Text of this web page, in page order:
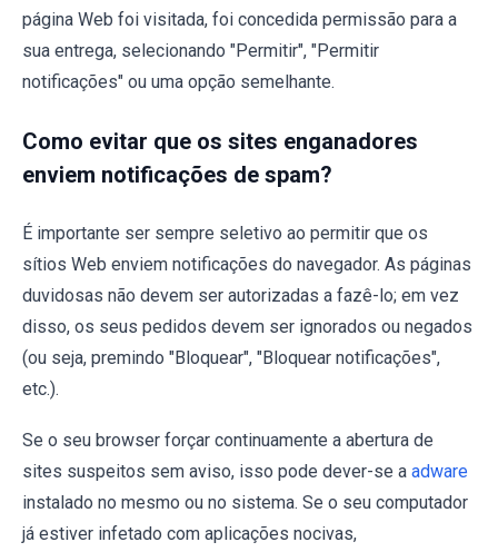
página Web foi visitada, foi concedida permissão para a
sua entrega, selecionando "Permitir", "Permitir
notificações" ou uma opção semelhante.
Como evitar que os sites enganadores
enviem notificações de spam?
É importante ser sempre seletivo ao permitir que os
sítios Web enviem notificações do navegador. As páginas
duvidosas não devem ser autorizadas a fazê-lo; em vez
disso, os seus pedidos devem ser ignorados ou negados
(ou seja, premindo "Bloquear", "Bloquear notificações",
etc.).
Se o seu browser forçar continuamente a abertura de
sites suspeitos sem aviso, isso pode dever-se a adware
instalado no mesmo ou no sistema. Se o seu computador
já estiver infetado com aplicações nocivas,